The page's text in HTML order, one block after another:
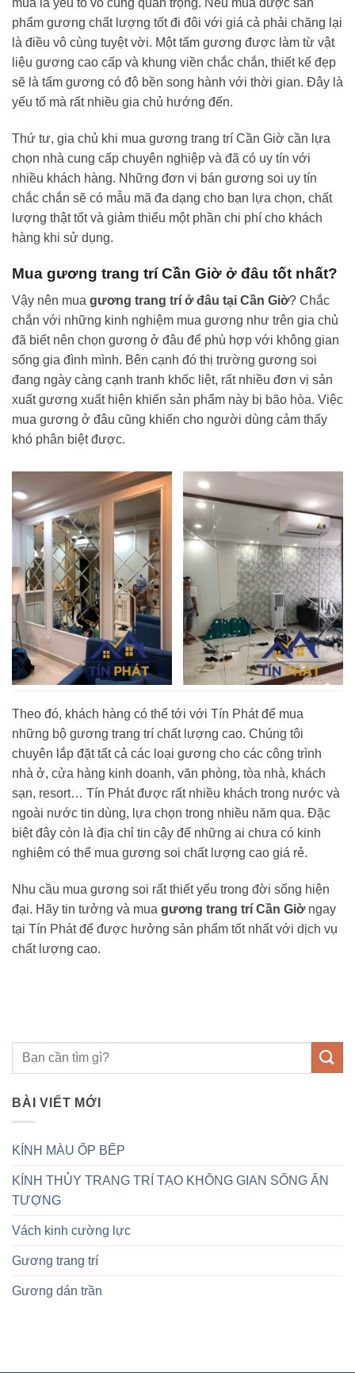
mua là yếu tố vô cùng quan trọng. Nếu mua được sản
phẩm gương chất lượng tốt đi đôi với giá cả phải chăng lại
là điều vô cùng tuyệt vời. Một tấm gương được làm từ vật
liệu gương cao cấp và khung viền chắc chắn, thiết kế đẹp
sẽ là tấm gương có độ bền song hành với thời gian. Đây là
yếu tố mà rất nhiều gia chủ hướng đến.
Thứ tư, gia chủ khi mua gương trang trí Cần Giờ cần lựa
chọn nhà cung cấp chuyên nghiệp và đã có uy tín với
nhiều khách hàng. Những đơn vị bán gương soi uy tín
chắc chắn sẽ có mẫu mã đa dạng cho bạn lựa chọn, chất
lượng thật tốt và giảm thiểu một phần chi phí cho khách
hàng khi sử dụng.
Mua gương trang trí Cần Giờ ở đâu tốt nhất?
Vậy nên mua gương trang trí ở đâu tại Cần Giờ? Chắc
chắn với những kinh nghiệm mua gương như trên gia chủ
đã biết nên chọn gương ở đâu để phù hợp với không gian
sống gia đình mình. Bên cạnh đó thị trường gương soi
đang ngày càng cạnh tranh khốc liệt, rất nhiều đơn vị sản
xuất gương xuất hiện khiến sản phẩm này bị bão hòa. Việc
mua gương ở đâu cũng khiến cho người dùng cảm thấy
khó phân biệt được.
Theo đó, khách hàng có thể tới với Tín Phát để mua
những bộ gương trang trí chất lượng cao. Chúng tôi
chuyên lắp đặt tất cả các loại gương cho các công trình
nhà ở, cửa hàng kinh doanh, văn phòng, tòa nhà, khách
sạn, resort… Tín Phát được rất nhiều khách trong nước và
ngoài nước tin dùng, lựa chọn trong nhiều năm qua. Đặc
biệt đây còn là địa chỉ tin cậy để những ai chưa có kinh
nghiệm có thể mua gương soi chất lượng cao giá rẻ.
Nhu cầu mua gương soi rất thiết yếu trong đời sống hiện
đại. Hãy tin tưởng và mua gương trang trí Cần Giờngay
tại Tín Phát để được hưởng sản phẩm tốt nhất với dịch vụ
chất lượng cao.
BÀI VIẾT MỚI
KÍNH MÀU ỐP BẾP
KÍNH THỦY TRANG TRÍ TẠO KHÔNG GIAN SỐNG ẤN
TƯỢNG
Vách kinh cường lực
Gương trang trí
Gương dán trần